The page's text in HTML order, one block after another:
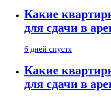
Какие
для сдачи в
6 дней спустя
Какие
для сдачи в